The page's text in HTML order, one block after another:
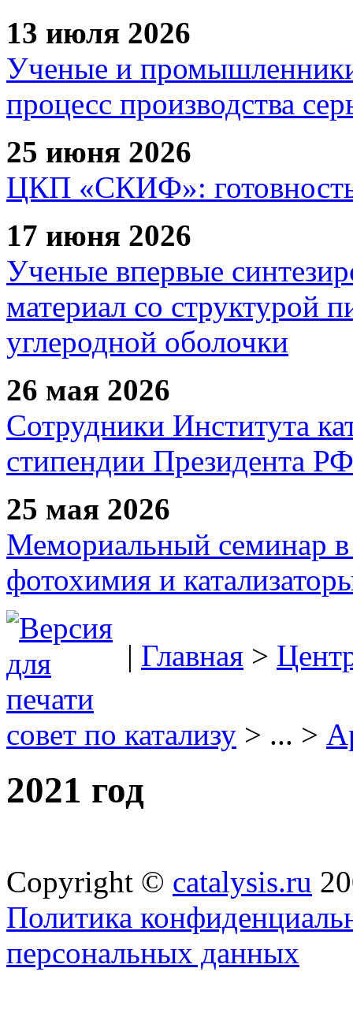
13 июля 2026
Ученые и
процесс производства
25 июня 2026
ЦКП «СКИФ»: готовность
17 июня 2026
Ученые впервые
материал со структурой
углеродной оболочки
26 мая 2026
Сотрудники Института
стипендии Президента РФ
25 мая 2026
Мемориальный семинар в
фотохимия и
| Главная >
совет по катализу > ... >
2021 год
Copyright © catalysis.ru
Политика
персональных данных